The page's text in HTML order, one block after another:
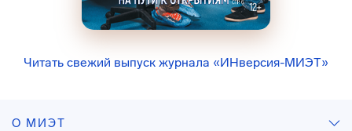
Читать свежий выпуск журнала «ИНверсия-МИЭТ»
О МИЭТ